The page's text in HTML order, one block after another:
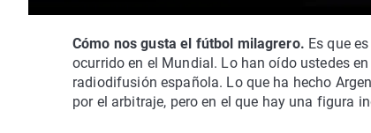
Cómo nos gusta el fútbol milagrero. Es que
ocurrido en el Mundial. Lo han oído ustedes
radiodifusión española. Lo que ha hecho
por el arbitraje, pero en el que hay una figura